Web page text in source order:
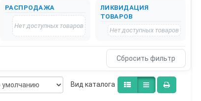
РАСПРОДАЖА
Нет доступных товаров
ЛИКВИДАЦИЯ
ТОВАРОВ
Нет доступных товаров
Bид каталога